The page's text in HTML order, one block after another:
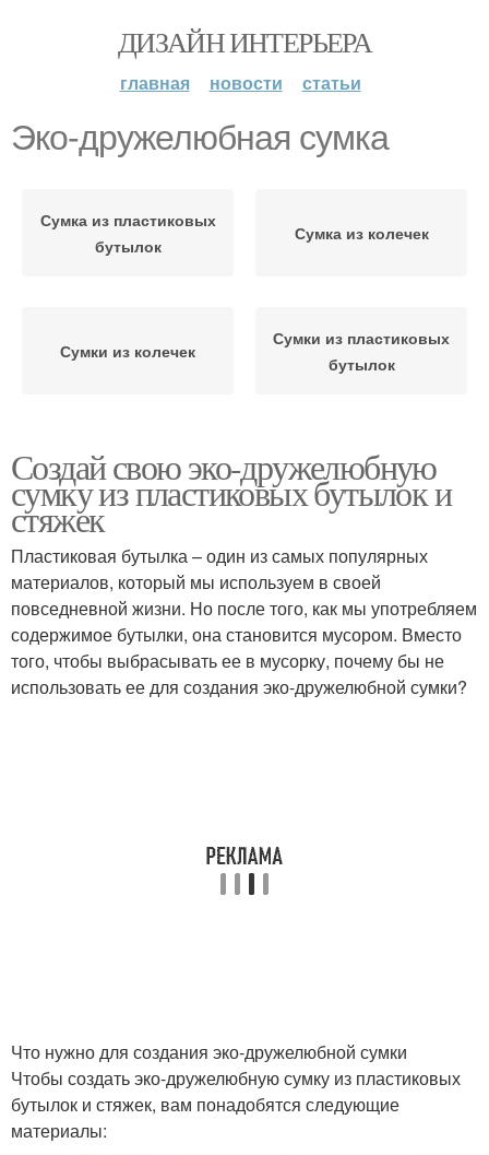
ДИЗАЙН ИНТЕРЬЕРА
главная новости статьи
Эко-дружелюбная сумка
Сумка из пластиковых
бутылок
Сумка из колечек
Сумки из колечек
Сумки из пластиковых
бутылок
Создай свою эко-дружелюбную
сумку из пластиковых бутылок и
стяжек
Пластиковая бутылка – один из самых популярных
материалов, который мы используем в своей
повседневной жизни. Но после того, как мы употребляем
содержимое бутылки, она становится мусором. Вместо
того, чтобы выбрасывать ее в мусорку, почему бы не
использовать ее для создания эко-дружелюбной сумки?
Что нужно для создания эко-дружелюбной сумки
Чтобы создать эко-дружелюбную сумку из пластиковых
бутылок и стяжек, вам понадобятся следующие
материалы: